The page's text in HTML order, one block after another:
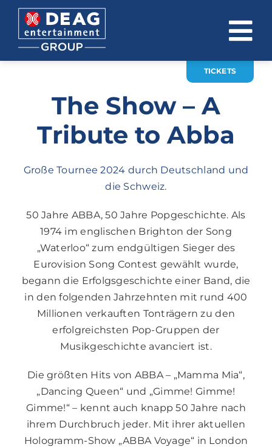
Zum
Inhalt
springen
INVESTOR RELATIONS
KARRIERE
News
EN
TICKETS
The Show – A
Tribute to Abba
Große Tournee 2024 durch Deutschland und
die Schweiz.
50 Jahre ABBA, 50 Jahre Popgeschichte. Als
1974 im englischen Brighton der Song
„Waterloo“ zum endgültigen Sieger des
Eurovision Song Contest gewählt wurde,
begann die Erfolgsgeschichte einer Band, die
in den folgenden Jahrzehnten mit rund 400
Millionen verkauften Tonträgern zu den
erfolgreichsten Pop-Gruppen der
Musikgeschichte avanciert ist.
Die größten Hits von ABBA – „Mamma Mia“,
„Dancing Queen“ und „Gimme! Gimme!
Gimme!“ – kennt auch knapp 50 Jahre nach
ihrem Durchbruch jeder. Mit ihrer aktuellen
Hologramm-Show „ABBA Voyage“ in London